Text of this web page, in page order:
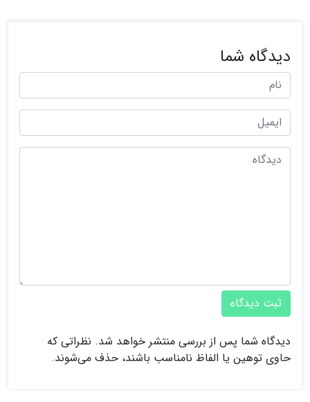
دیدگاه شما
ثبت دیدگاه
دیدگاه شما پس از بررسی منتشر خواهد شد. نظراتی که
حاوی توهین یا الفاظ نامناسب باشند، حذف می‌شوند.